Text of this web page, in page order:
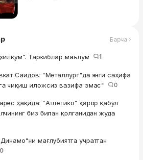
Барча ›
Таркиблар маълум 1
Саидов: "Металлург"да янги саҳифа
чиқиш иложсиз вазифа эмас"
0
ҳақида: "Атлетико" қарор қабул
биз билан қолганидан жуда
мағлубиятга учратган
0